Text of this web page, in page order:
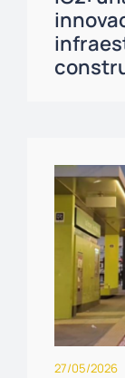
27/05/2026